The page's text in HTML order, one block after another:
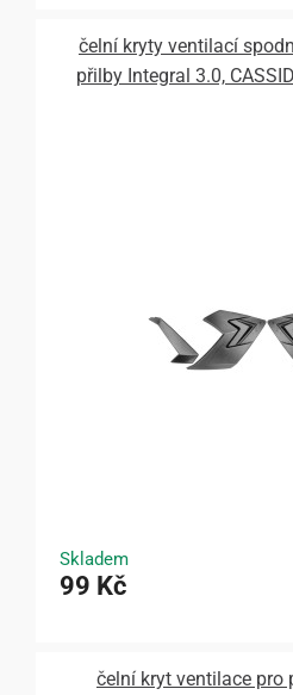
čelní kryty ventilací
přilby Integral 3.0,
Skladem
99 Kč
čelní kryt ventilace pro